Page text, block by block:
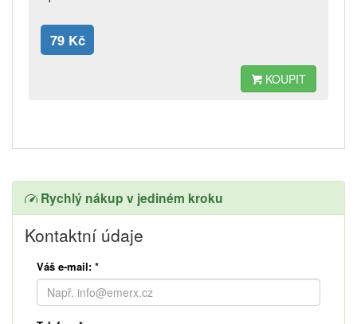
79 Kč
KOUPIT
Rychlý nákup v jediném kroku
Kontaktní údaje
Váš e-mail: *